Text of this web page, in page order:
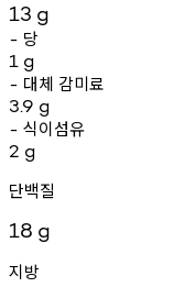
13 g
- 당
1 g
- 대체 감미료
3.9 g
- 식이섬유
2 g
단백질
18 g
지방